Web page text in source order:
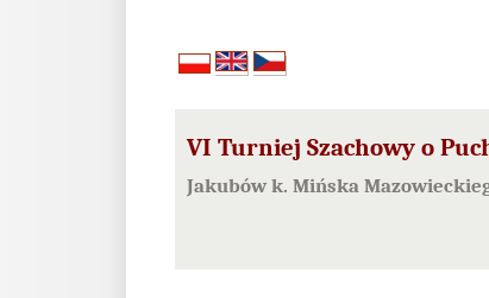
VI Turniej Szachowy o
Jakubów k. Mińska